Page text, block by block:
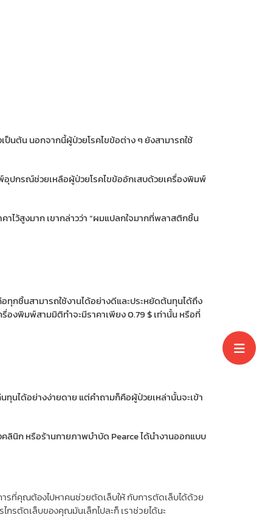
นต้น นอกจากนี้ผู้ป่วยโรคไขข้อต่าง ๆ ยังสามารถใช้
ปกรณ์ช่วยเหลือผู้ป่วยโรคไขข้ออักเสบด้วยเครื่องพิมพ์
ไว้สูงมาก เขากล่าวว่า “ผมแปลกใจมากที่พลาสติกชิ้น
กชิ้นสามารถใช้งานได้อย่างดีและประหยัดต้นทุนได้ถึง
องพิมพ์สามมิติทำจะมีราคาเพียง 0.79 $ เท่านั้น หรือที่
นได้อย่างง่ายดาย แต่คำถามก็คือผู้ป่วยเหล่านั้นจะเข้า
ลินิก หรือร้านกายภาพบำบัด Pearce ได้นำงานออกแบบ
ารที่คุณต้องไปหาคนช่วยตัดเล็บให้ กับการตัดเล็บได้ด้วย
รตัดเล็บของคุณมันเล็กไปละก็ เราช่วยได้นะ